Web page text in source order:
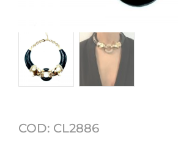
Home
Collezioni
Home
COD: CL2886